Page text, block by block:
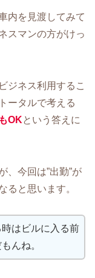
内を見渡してみて
スマンの方がけっ
ジネス利用するこ
ータルで考える
OKという答えに
、今回は”出勤”が
ると思います。
はビルに入る前
んね。